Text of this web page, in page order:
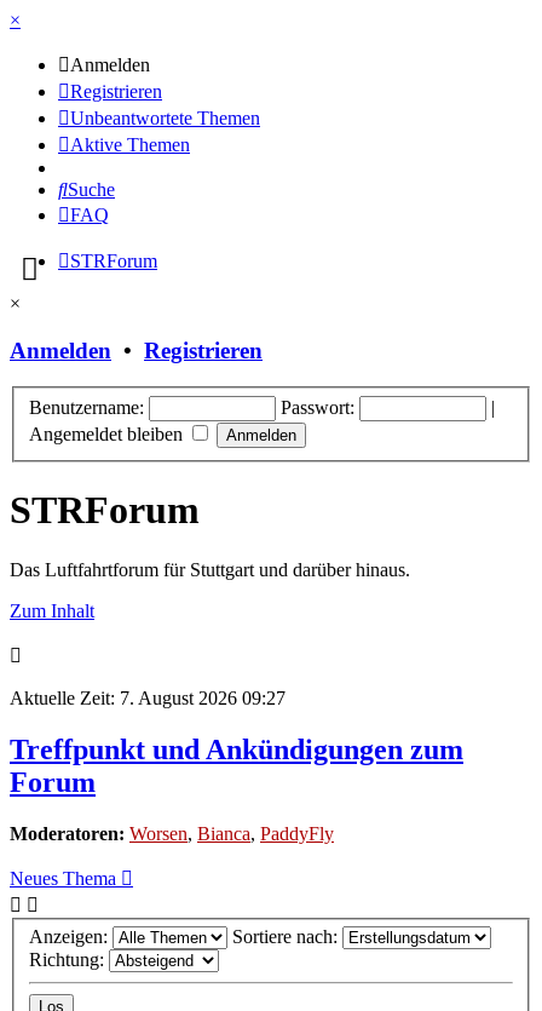
×
Anmelden
Registrieren
Unbeantwortete Themen
Aktive Themen
Suche
FAQ
STRForum
×
Anmelden • Registrieren
Benutzername: Passwort:
|
Angemeldet bleiben
STRForum
Das Luftfahrtforum für Stuttgart und darüber hinaus.
Zum Inhalt
Aktuelle Zeit: 7. August 2026 09:27
Treffpunkt und Ankündigungen zum
Forum
Moderatoren: Worsen, Bianca, PaddyFly
Neues Thema
Anzeigen:
Sortiere nach:
Richtung: